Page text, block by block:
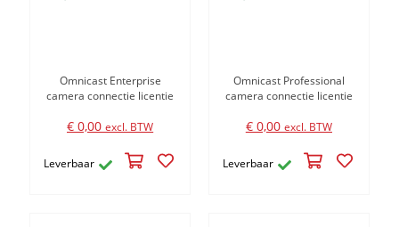
Omnicast Enterprise
camera connectie licentie
€ 0,00excl. BTW
Leverbaar
Omnicast Professional
camera connectie licentie
€ 0,00 excl. BTW
Leverbaar